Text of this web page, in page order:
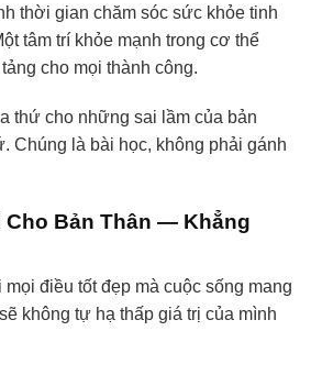
thời gian chăm sóc sức khỏe tinh
tâm trí khỏe mạnh trong cơ thể
cho mọi thành công.
thứ cho những sai lầm của bản
Chúng là bài học, không phải gánh
Cho Bản Thân — Khẳng
điều tốt đẹp mà cuộc sống mang
không tự hạ thấp giá trị của mình